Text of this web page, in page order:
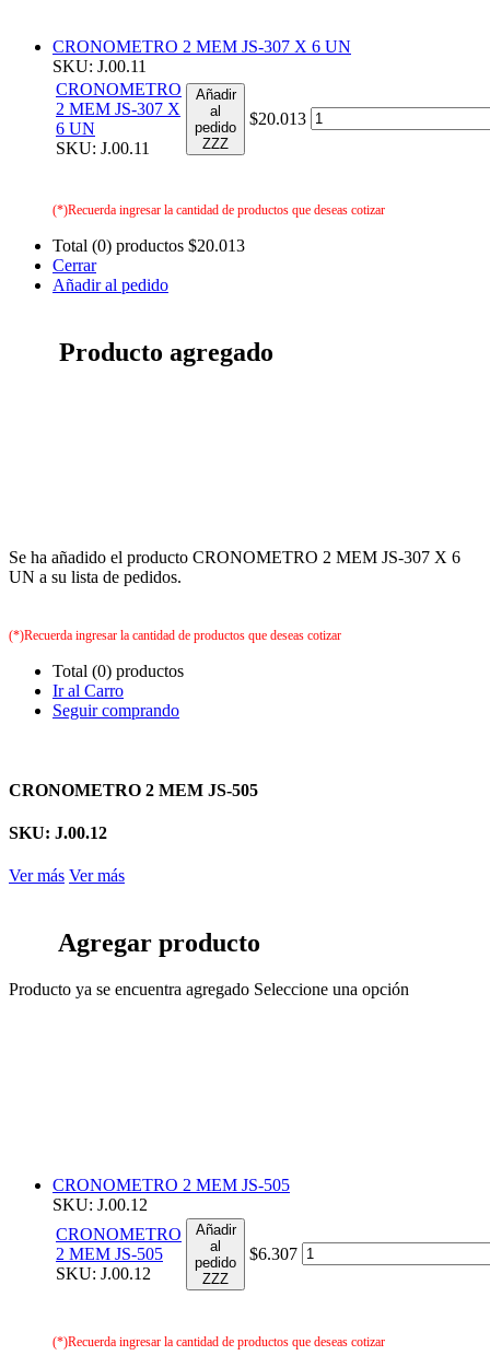
CRONOMETRO 2 MEM JS-307 X 6 UN
SKU: J.00.11
CRONOMETRO
2 MEM JS-307 X
6 UN
SKU: J.00.11
Añadir
al
pedido
ZZZ
$20.013
(*)Recuerda ingresar la cantidad de productos que deseas cotizar
Total (0) productos $20.013
Cerrar
Añadir al pedido
Producto agregado
Se ha añadido el producto CRONOMETRO 2 MEM JS-307 X 6
UN a su lista de pedidos.
(*)Recuerda ingresar la cantidad de productos que deseas cotizar
Total (0) productos
Ir al Carro
Seguir comprando
CRONOMETRO 2 MEM JS-505
SKU: J.00.12
Ver más Ver más
Agregar producto
Producto ya se encuentra agregado Seleccione una opción
CRONOMETRO 2 MEM JS-505
SKU: J.00.12
CRONOMETRO
2 MEM JS-505
SKU: J.00.12
Añadir
al
pedido
ZZZ
$6.307
(*)Recuerda ingresar la cantidad de productos que deseas cotizar